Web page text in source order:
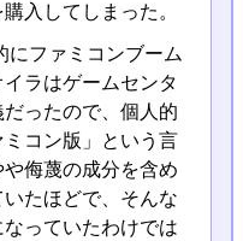
購入してしまった。
にファミコンブーム
ラはゲームセンタ
ったので、個人的
ミコン版」という言
侮蔑の成分を含め
たほどで、そんな
なっていたわけでは